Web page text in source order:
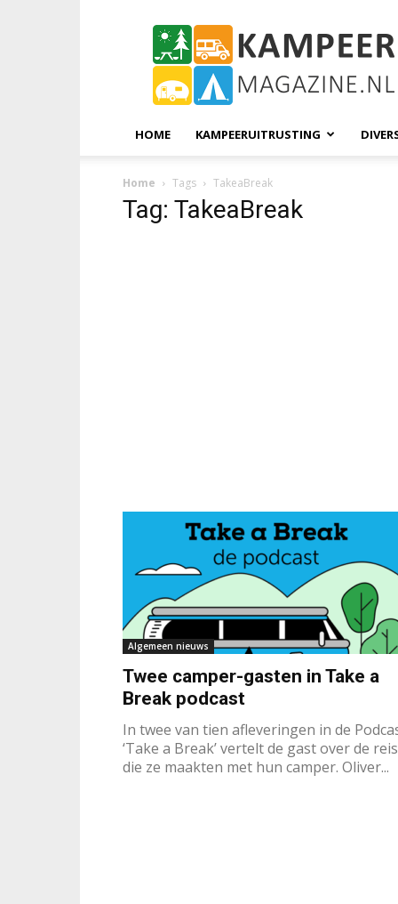
KampeerMagazine
HOME KAMPEERUITRUSTING
Home Tags TakeaBreak
Tag: TakeaBreak
Algemeen nieuws
Twee camper-gasten in Take a
Break podcast
In twee van tien afleveringen in de
‘Take a Break’ vertelt de gast over de reis
die ze maakten met hun camper. Oliver...